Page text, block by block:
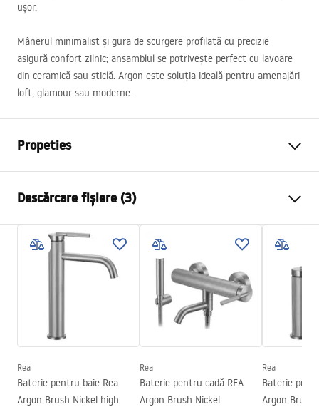
ușor.
Mânerul minimalist și gura de scurgere profilată cu precizie
asigură confort zilnic; ansamblul se potrivește perfect cu lavoare
din ceramică sau sticlă. Argon este soluția ideală pentru amenajări
loft, glamour sau moderne.
Propeties
Metodă de montaj
Culoare
Cupru periat
Tip de gura de scurgere
Fixă
Alamă
145
295mm
Tehnologia de acoperire
Diametru pentru conectare
Garantie
5 ani
Descărcare fișiere (3)
Condiții de garanție
Warranty_Terms_and_Conditions_Faucets_-_5.pdf
Instrucțiuni de asamblare
Informații de siguranță
Safety_Information_Faucets.pdf
Rea
Baterie pentru baie Rea
Argon Brush Nickel high
Rea
Baterie pentru cadă REA
Argon Brush Nickel
Rea
Baterie